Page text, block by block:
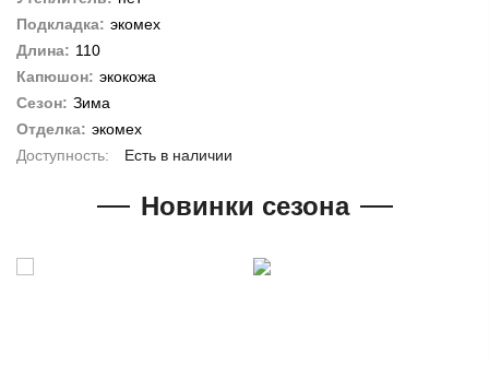
Подкладка: экомех
Длина: 110
Капюшон: экокожа
Сезон: Зима
Отделка: экомех
Есть в наличии
Новинки сезона